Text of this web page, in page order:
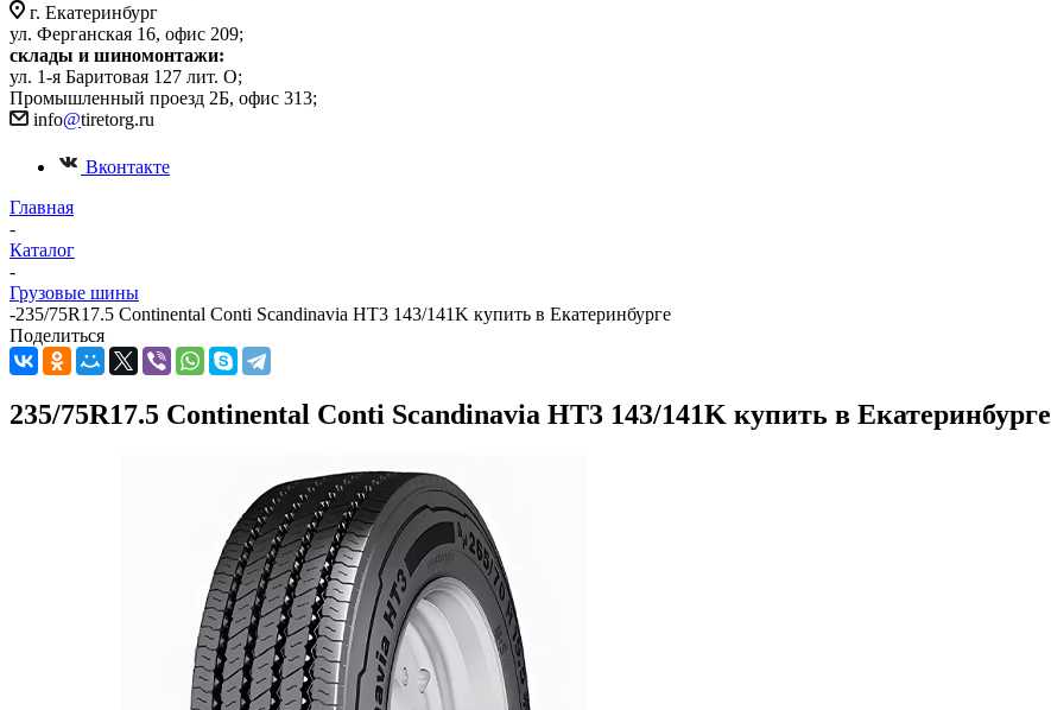
г. Екатеринбург
ул. Ферганская 16, офис 209;
склады и шиномонтажи:
ул. 1-я Баритовая 127 лит. О;
Промышленный проезд 2Б, офис 313;
info@tiretorg.ru
Вконтакте
Главная
-
Каталог
-
Грузовые шины
-235/75R17.5 Continental Conti Scandinavia HT3 143/141K купить в Екатеринбурге
Поделиться
235/75R17.5 Continental Conti Scandinavia HT3 143/141K купить в Екатеринбурге